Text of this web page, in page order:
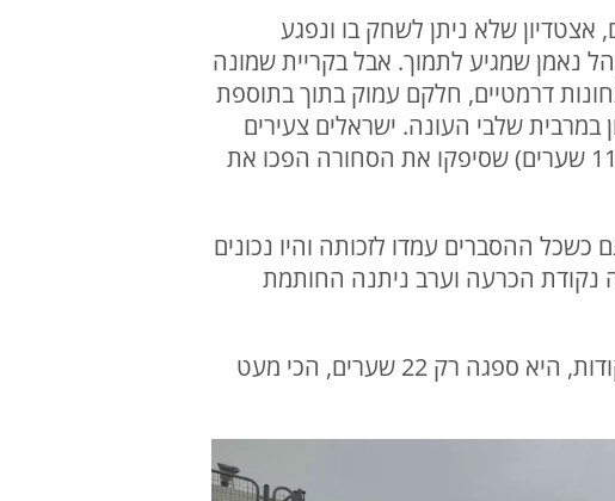
שלא ניתן לשחק בו ונפגע
נאמן שמגיע לתמוך. אבל בקריית שמונה
דרמטיים, חלקם עמוק בתוך בתוספת
שלבי העונה. ישראלים צעירים
ואיכותיים (יאיר מרדכי ומוחמד אבו רומי – 15 שערים יחד) לצד זרים (אלפרדו פרנסיס 11 שערים) שסיפקו את הסחורה הפכו את
ההסברים עמדו לזכותה והיו נכונים
נקודת הכרעה וערב ניתנה החותמת
לאחר 36 מחזורים לקריה 23 ניצחונות, 9 הפסדים ו-6 תוצאות תיקו ששוות לה 73 נקודות, היא ספגה רק 22 שערים, הכי מעט